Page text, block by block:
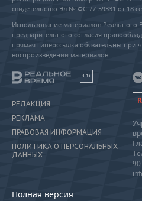
свидетельство Эл № ФС 77-59331 от 18
Использование материалов
предварительного согласия
прямая гиперссылка обязательны при
воспроизведении материалов.
18+
РЕДАКЦИЯ
РЕКЛАМА
ПРАВОВАЯ ИНФОРМАЦИЯ
ПОЛИТИКА О ПЕРСОНАЛЬНЫХ
ДАННЫХ
Полная версия